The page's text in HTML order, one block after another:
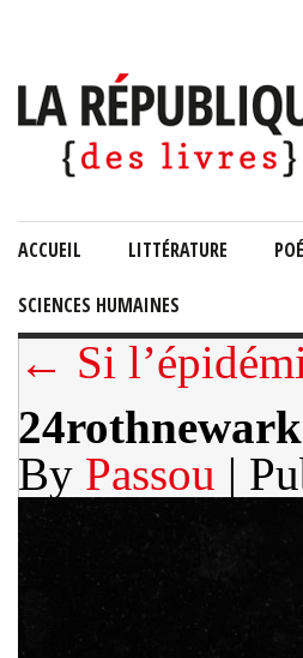
ACCUEIL LITTÉRATURE
SCIENCES HUMAINES
← Si
By Passou |